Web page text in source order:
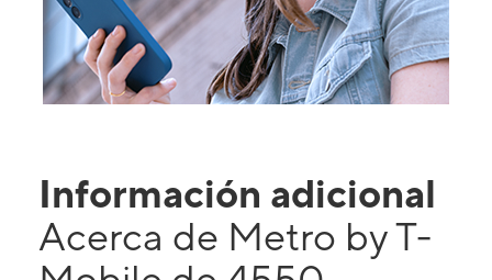
Información adicional
Acerca de Metro by T-